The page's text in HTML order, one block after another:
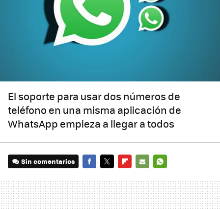
El soporte para usar dos números de
teléfono en una misma aplicación de
WhatsApp empieza a llegar a todos
Sin comentarios
MAIL